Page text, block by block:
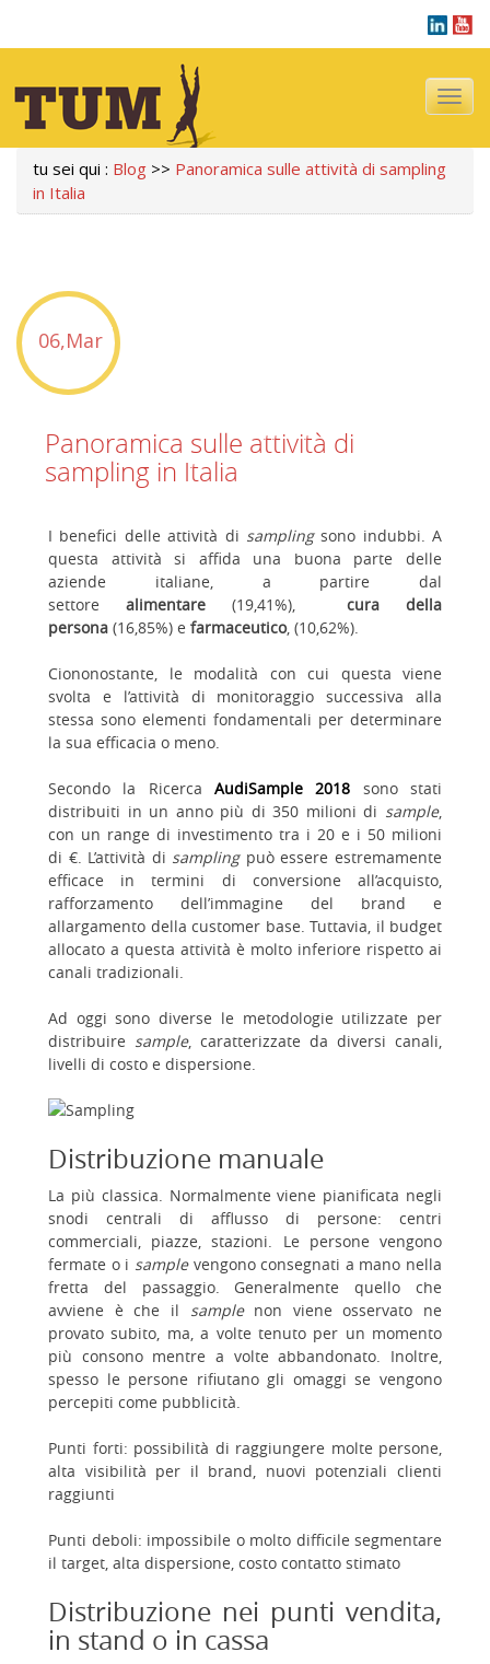
tu sei qui : Blog >> Panoramica sulle attività di sampling
in Italia
06,Mar
Panoramica sulle attività di
sampling in Italia
I benefici delle attività di samplingsono indubbi. A
questa attività si affida una buona parte delle
aziende italiane, a partire dal
settore alimentare (19,41%),cura della
persona (16,85%) e farmaceutico, (10,62%).
Ciononostante, le modalità con cui questa viene
svolta e l’attività di monitoraggio successiva alla
stessa sono elementi fondamentali per determinare
la sua efficacia o meno.
Secondo la Ricerca AudiSample 2018 sono stati
distribuiti in un anno più di 350 milioni di sample,
con un range di investimento tra i 20 e i 50 milioni
di €. L’attività di samplingpuò essere estremamente
efficace in termini di conversione all’acquisto,
rafforzamento dell’immagine del brand e
allargamento della customer base. Tuttavia, il budget
allocato a questa attività è molto inferiore rispetto ai
canali tradizionali.
Ad oggi sono diverse le metodologie utilizzate per
distribuire sample, caratterizzate da diversi canali,
livelli di costo e dispersione.
Distribuzione manuale
La più classica. Normalmente viene pianificata negli
snodi centrali di afflusso di persone: centri
commerciali, piazze, stazioni. Le persone vengono
fermate o i samplevengono consegnati a mano nella
fretta del passaggio. Generalmente quello che
avviene è che il samplenon viene osservato ne
provato subito, ma, a volte tenuto per un momento
più consono mentre a volte abbandonato. Inoltre,
spesso le persone rifiutano gli omaggi se vengono
percepiti come pubblicità.
Punti forti: possibilità di raggiungere molte persone,
alta visibilità per il brand, nuovi potenziali clienti
raggiunti
Punti deboli: impossibile o molto difficile segmentare
il target, alta dispersione, costo contatto stimato
Distribuzione nei punti vendita,
in stand o in cassa